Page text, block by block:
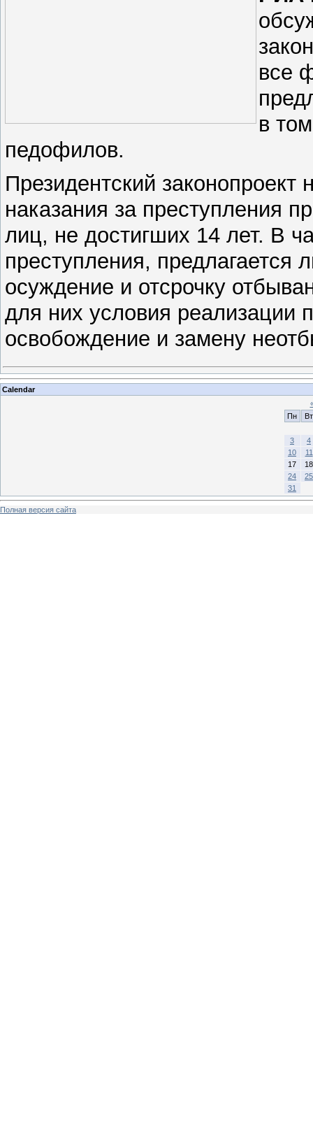
все
в
педофилов.
Президентский законопроект
наказания за преступления
лиц, не достигших 14 лет. В
преступления, предлагается
осуждение и отсрочку
для них условия реализации
освобождение и замену
Calendar
Пн
Вт
3
4
10
11
17
18
24
25
31
Полная версия сайта